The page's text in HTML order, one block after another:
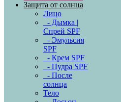
Защита от солнца
Лицо
- Дымка |
Спрей SPF
- Эмульсия
SPF
- Крем SPF
- Пудра SPF
- После
солнца
Тело